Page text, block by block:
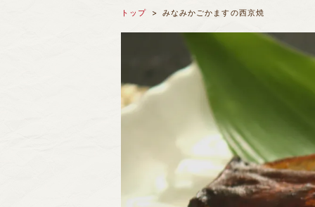
トップ みなみかごかますの西京焼